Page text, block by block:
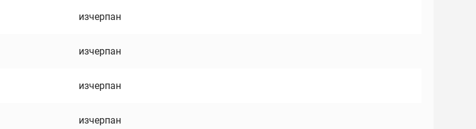
изчерпан
изчерпан
изчерпан
изчерпан